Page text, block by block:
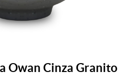
Owan Cinza Granito